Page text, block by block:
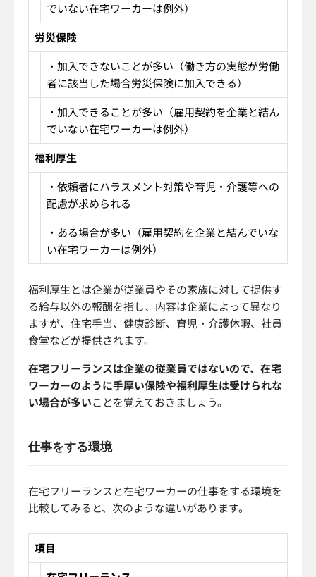
でいない在宅ワーカーは例外）
労災保険
・加入できないことが多い（働き方の実態が労働
者に該当した場合労災保険に加入できる）
・加入できることが多い（雇用契約を企業と結ん
でいない在宅ワーカーは例外）
福利厚生
・依頼者にハラスメント対策や育児・介護等への
配慮が求められる
・ある場合が多い（雇用契約を企業と結んでいな
い在宅ワーカーは例外）
福利厚生とは企業が従業員やその家族に対して提供す
る給与以外の報酬を指し、内容は企業によって異なり
ますが、住宅手当、健康診断、育児・介護休暇、社員
食堂などが提供されます。
在宅フリーランスは企業の従業員ではないので、在宅
ワーカーのように手厚い保険や福利厚生は受けられな
い場合が多いことを覚えておきましょう。
仕事をする環境
在宅フリーランスと在宅ワーカーの仕事をする環境を
比較してみると、次のような違いがあります。
項目